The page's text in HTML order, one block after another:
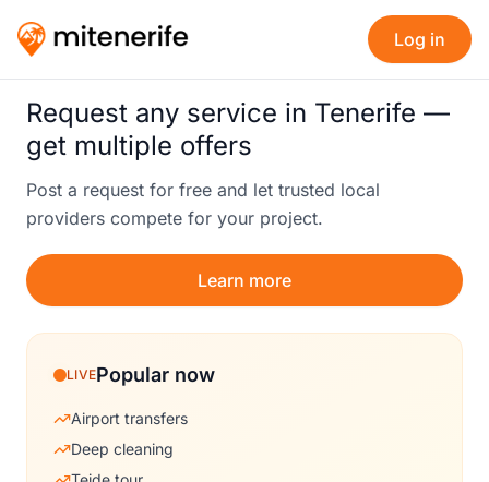
Log in
Request any service in Tenerife —
get multiple offers
Post a request for free and let trusted local
providers compete for your project.
Learn more
LIVEPopular now
Airport transfers
Deep cleaning